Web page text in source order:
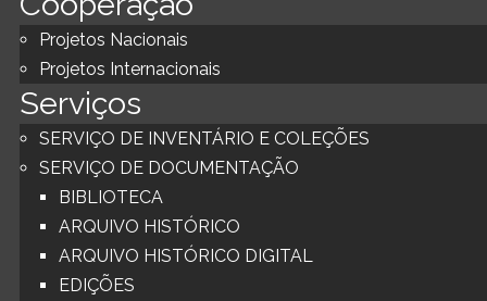
Projetos Nacionais
Projetos Internacionais
Serviços
SERVIÇO DE INVENTÁRIO E COLEÇÕES
SERVIÇO DE DOCUMENTAÇÃO
BIBLIOTECA
ARQUIVO HISTÓRICO
ARQUIVO HISTÓRICO DIGITAL
EDIÇÕES